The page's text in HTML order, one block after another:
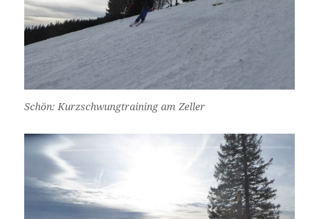
Schön: Kurzschwungtraining am Zeller